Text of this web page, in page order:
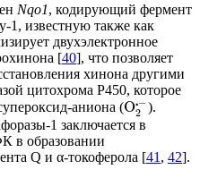
Nqo1, кодирующий фермент
1, известную также как
двухэлектронное
[40], что позволяет
хинона другими
цитохрома P450, которое
аниона (O⋅−
2
).
1 заключается в
в образовании
Q и α-токоферола [41 , 42].